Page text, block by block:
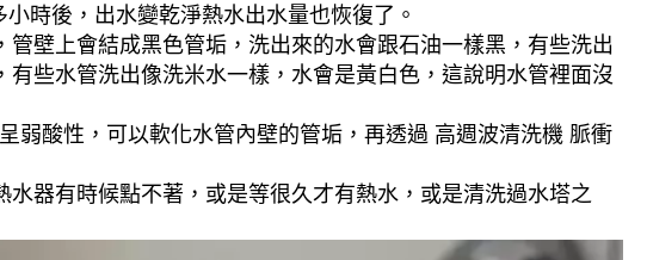
時後，出水變乾淨熱水出水量也恢復了。
壁上會結成黑色管垢，洗出來的水會跟石油一樣黑，有些洗出
些水管洗出像洗米水一樣，水會是黃白色，這說明水管裡面沒
弱酸性，可以軟化水管內壁的管垢，再透過 高週波清洗機 脈衝
器有時候點不著，或是等很久才有熱水，或是清洗過水塔之